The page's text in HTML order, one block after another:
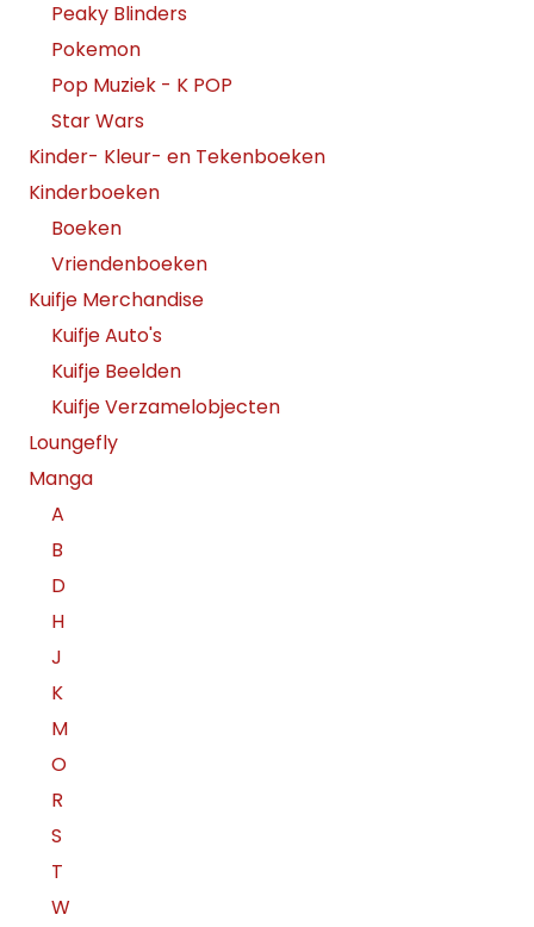
Peaky Blinders
Pokemon
Pop Muziek - K POP
Star Wars
Kinder- Kleur- en Tekenboeken
Kinderboeken
Boeken
Vriendenboeken
Kuifje Merchandise
Kuifje Auto's
Kuifje Beelden
Kuifje Verzamelobjecten
Loungefly
Manga
A
B
D
H
J
K
M
O
R
S
T
W